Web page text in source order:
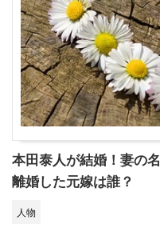
本田泰人が結婚！妻の
離婚した元嫁は誰？
人物